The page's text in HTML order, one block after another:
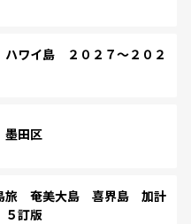
ワイ島 ２０２７～２０２
田区
旅 奄美大島 喜界島 加計
訂版